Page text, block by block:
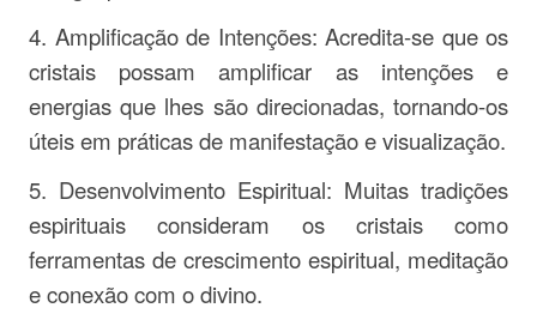
4. Amplificação de Intenções: Acredita-se que os
cristais possam amplificar as intenções e
energias que lhes são direcionadas, tornando-os
úteis em práticas de manifestação e visualização.
5. Desenvolvimento Espiritual: Muitas tradições
espirituais consideram os cristais como
ferramentas de crescimento espiritual, meditação
e conexão com o divino.